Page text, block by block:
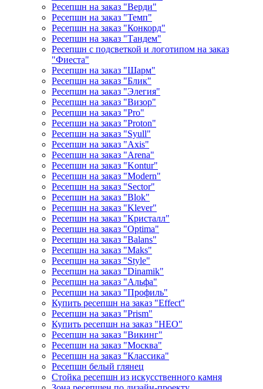
Ресепшн на заказ "Верди"
Ресепшн на заказ "Темп"
Ресепшн на заказ "Конкорд"
Ресепшн на заказ "Тандем"
Ресепшн с подсветкой и логотипом на заказ
"Фиеста"
Ресепшн на заказ "Шарм"
Ресепшн на заказ "Блик"
Ресепшн на заказ "Элегия"
Ресепшн на заказ "Визор"
Ресепшн на заказ "Pro"
Ресепшн на заказ "Proton"
Ресепшн на заказ "Syull"
Ресепшн на заказ "Axis"
Ресепшн на заказ "Arena"
Ресепшн на заказ "Kontur"
Ресепшн на заказ "Modern"
Ресепшн на заказ "Sector"
Ресепшн на заказ "Blok"
Ресепшн на заказ "Klever"
Ресепшн на заказ "Кристалл"
Ресепшн на заказ "Optima"
Ресепшн на заказ "Balans"
Ресепшн на заказ "Maks"
Ресепшн на заказ "Style"
Ресепшн на заказ "Dinamik"
Ресепшн на заказ "Альфа"
Ресепшн на заказ "Профиль"
Купить ресепшн на заказ "Effect"
Ресепшн на заказ "Prism"
Купить ресепшн на заказ "НЕО"
Ресепшн на заказ "Викинг"
Ресепшн на заказ "Москва"
Ресепшн на заказ "Классика"
Ресепшн белый глянец
Стойка ресепшн из искусственного камня